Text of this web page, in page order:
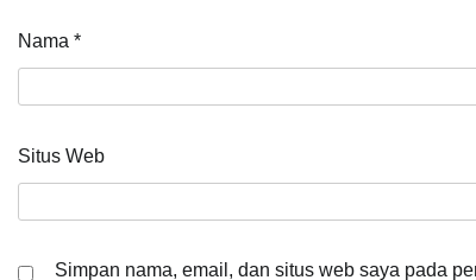
Nama *
Situs Web
Simpan nama, email, dan situs web saya pada